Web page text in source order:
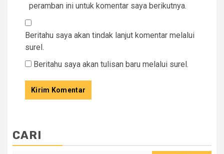
peramban ini untuk komentar saya berikutnya.
Beritahu saya akan tindak lanjut komentar melalui
surel.
Beritahu saya akan tulisan baru melalui surel.
CARI